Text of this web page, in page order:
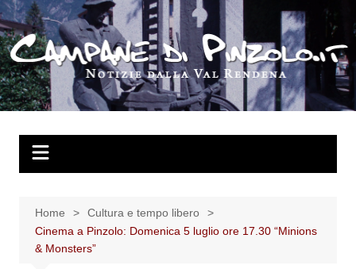
Salta
al
contenuto
Home
Cultura e tempo libero
Cinema a Pinzolo: Domenica 5 luglio ore 17.30 “Minions
& Monsters”